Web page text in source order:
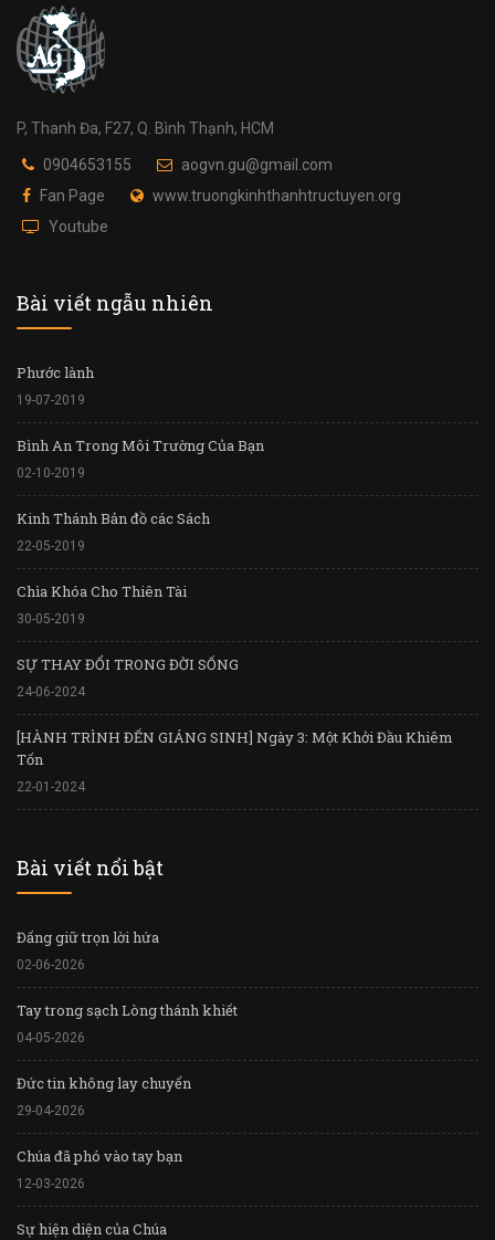
P, Thanh Đa, F27, Q. Bình Thạnh, HCM
0904653155
aogvn.gu@gmail.com
Fan Page
www.truongkinhthanhtructuyen.org
Youtube
Bài viết ngẫu nhiên
Phước lành
19-07-2019
Bình An Trong Môi Trường Của Bạn
02-10-2019
Kinh Thánh Bản đồ các Sách
22-05-2019
Chìa Khóa Cho Thiên Tài
30-05-2019
SỰ THAY ĐỔI TRONG ĐỜI SỐNG
24-06-2024
[HÀNH TRÌNH ĐẾN GIÁNG SINH] Ngày 3: Một Khởi Đầu Khiêm
Tốn
22-01-2024
Bài viết nổi bật
Đấng giữ trọn lời hứa
02-06-2026
Tay trong sạch Lòng thánh khiết
04-05-2026
Đức tin không lay chuyển
29-04-2026
Chúa đã phó vào tay bạn
12-03-2026
Sự hiện diện của Chúa